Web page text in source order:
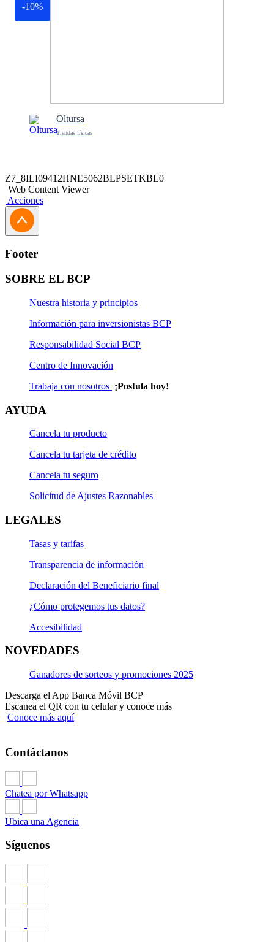
-10%
Oltursa
Tiendas físicas
Z7_8ILI09412HNE5062BLPSETKBL0
Web Content Viewer
Acciones
Footer
SOBRE EL BCP
Nuestra historia y principios
Información para inversionistas BCP
Responsabilidad Social BCP
Centro de Innovación
Trabaja con nosotros ¡Postula hoy!
AYUDA
Cancela tu producto
Cancela tu tarjeta de crédito
Cancela tu seguro
Solicitud de Ajustes Razonables
LEGALES
Tasas y tarifas
Transparencia de información
Declaración del Beneficiario final
¿Cómo protegemos tus datos?
Accesibilidad
NOVEDADES
Ganadores de sorteos y promociones 2025
Descarga el App Banca Móvil BCP
Escanea el QR con tu celular y conoce más
Conoce más aquí
Contáctanos
Chatea por Whatsapp
Ubica una Agencia
Síguenos